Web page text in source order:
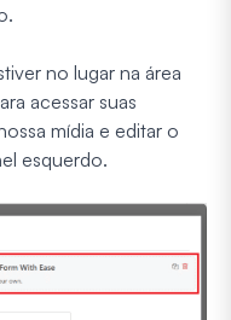
no lugar na área
acessar suas
mídia e editar o
esquerdo.